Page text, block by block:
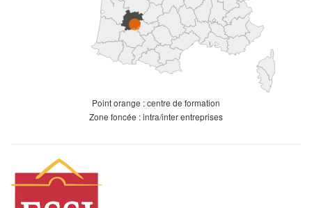
Point orange : centre de formation
Zone foncée : intra/inter entreprises